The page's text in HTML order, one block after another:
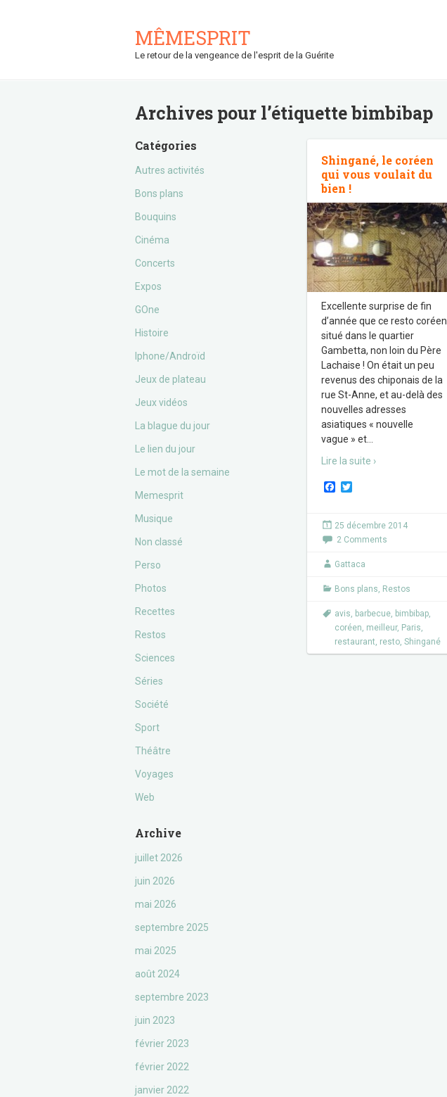
MÊMESPRIT
Le retour de la vengeance de l'esprit de la Guérite
Archives pour l’étiquettebimbibap
Catégories
Autres activités
Bons plans
Bouquins
Cinéma
Concerts
Expos
GOne
Histoire
Iphone/Androïd
Jeux de plateau
Jeux vidéos
La blague du jour
Le lien du jour
Le mot de la semaine
Memesprit
Musique
Non classé
Perso
Photos
Recettes
Restos
Sciences
Séries
Société
Sport
Théâtre
Voyages
Web
Archive
juillet 2026
juin 2026
mai 2026
septembre 2025
mai 2025
août 2024
septembre 2023
juin 2023
février 2023
février 2022
janvier 2022
Shingané, le coréen
qui vous voulait du
bien !
Excellente surprise de fin
d’année que ce resto coréen
situé dans le quartier
Gambetta, non loin du Père
Lachaise ! On était un peu
revenus des chiponais de la
rue St-Anne, et au-delà des
nouvelles adresses
asiatiques « nouvelle
vague » et
Lire la suite ›
F
e
b
o
k
t
t
e
25 décembre 2014
2 Comments
Gattaca
Bons plans, Restos
avis, barbecue, bimbibap,
coréen, meilleur, Paris,
restaurant, resto, Shingané